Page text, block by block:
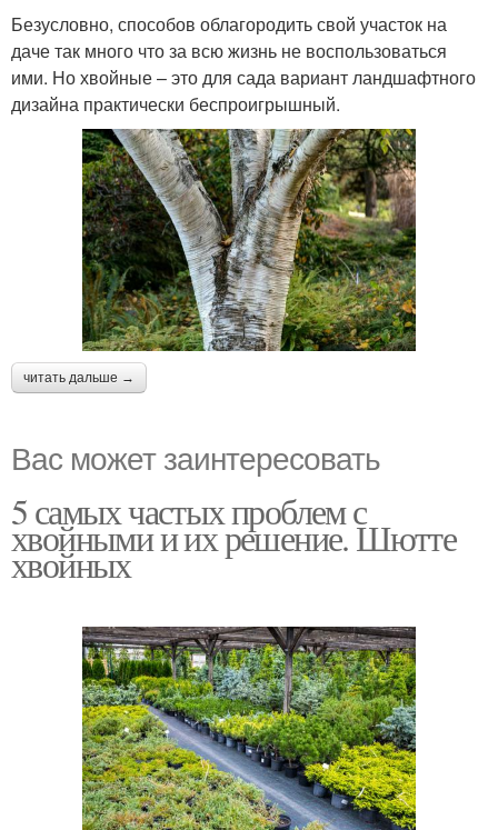
Безусловно, способов облагородить свой участок на
даче так много что за всю жизнь не воспользоваться
ими. Но хвойные – это для сада вариант ландшафтного
дизайна практически беспроигрышный.
читать дальше →
Вас может заинтересовать
5 самых частых проблем с
хвойными и их решение. Шютте
хвойных